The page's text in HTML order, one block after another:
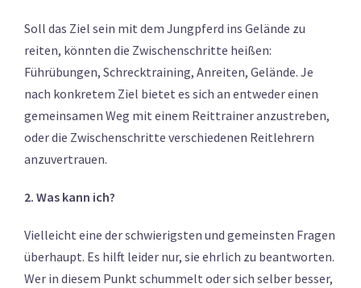
Soll das Ziel sein mit dem Jungpferd ins Gelände zu
reiten, könnten die Zwischenschritte heißen:
Führübungen, Schrecktraining, Anreiten, Gelände. Je
nach konkretem Ziel bietet es sich an entweder einen
gemeinsamen Weg mit einem Reittrainer anzustreben,
oder die Zwischenschritte verschiedenen Reitlehrern
anzuvertrauen.
2. Was kann ich?
Vielleicht eine der schwierigsten und gemeinsten Fragen
überhaupt. Es hilft leider nur, sie ehrlich zu beantworten.
Wer in diesem Punkt schummelt oder sich selber besser,